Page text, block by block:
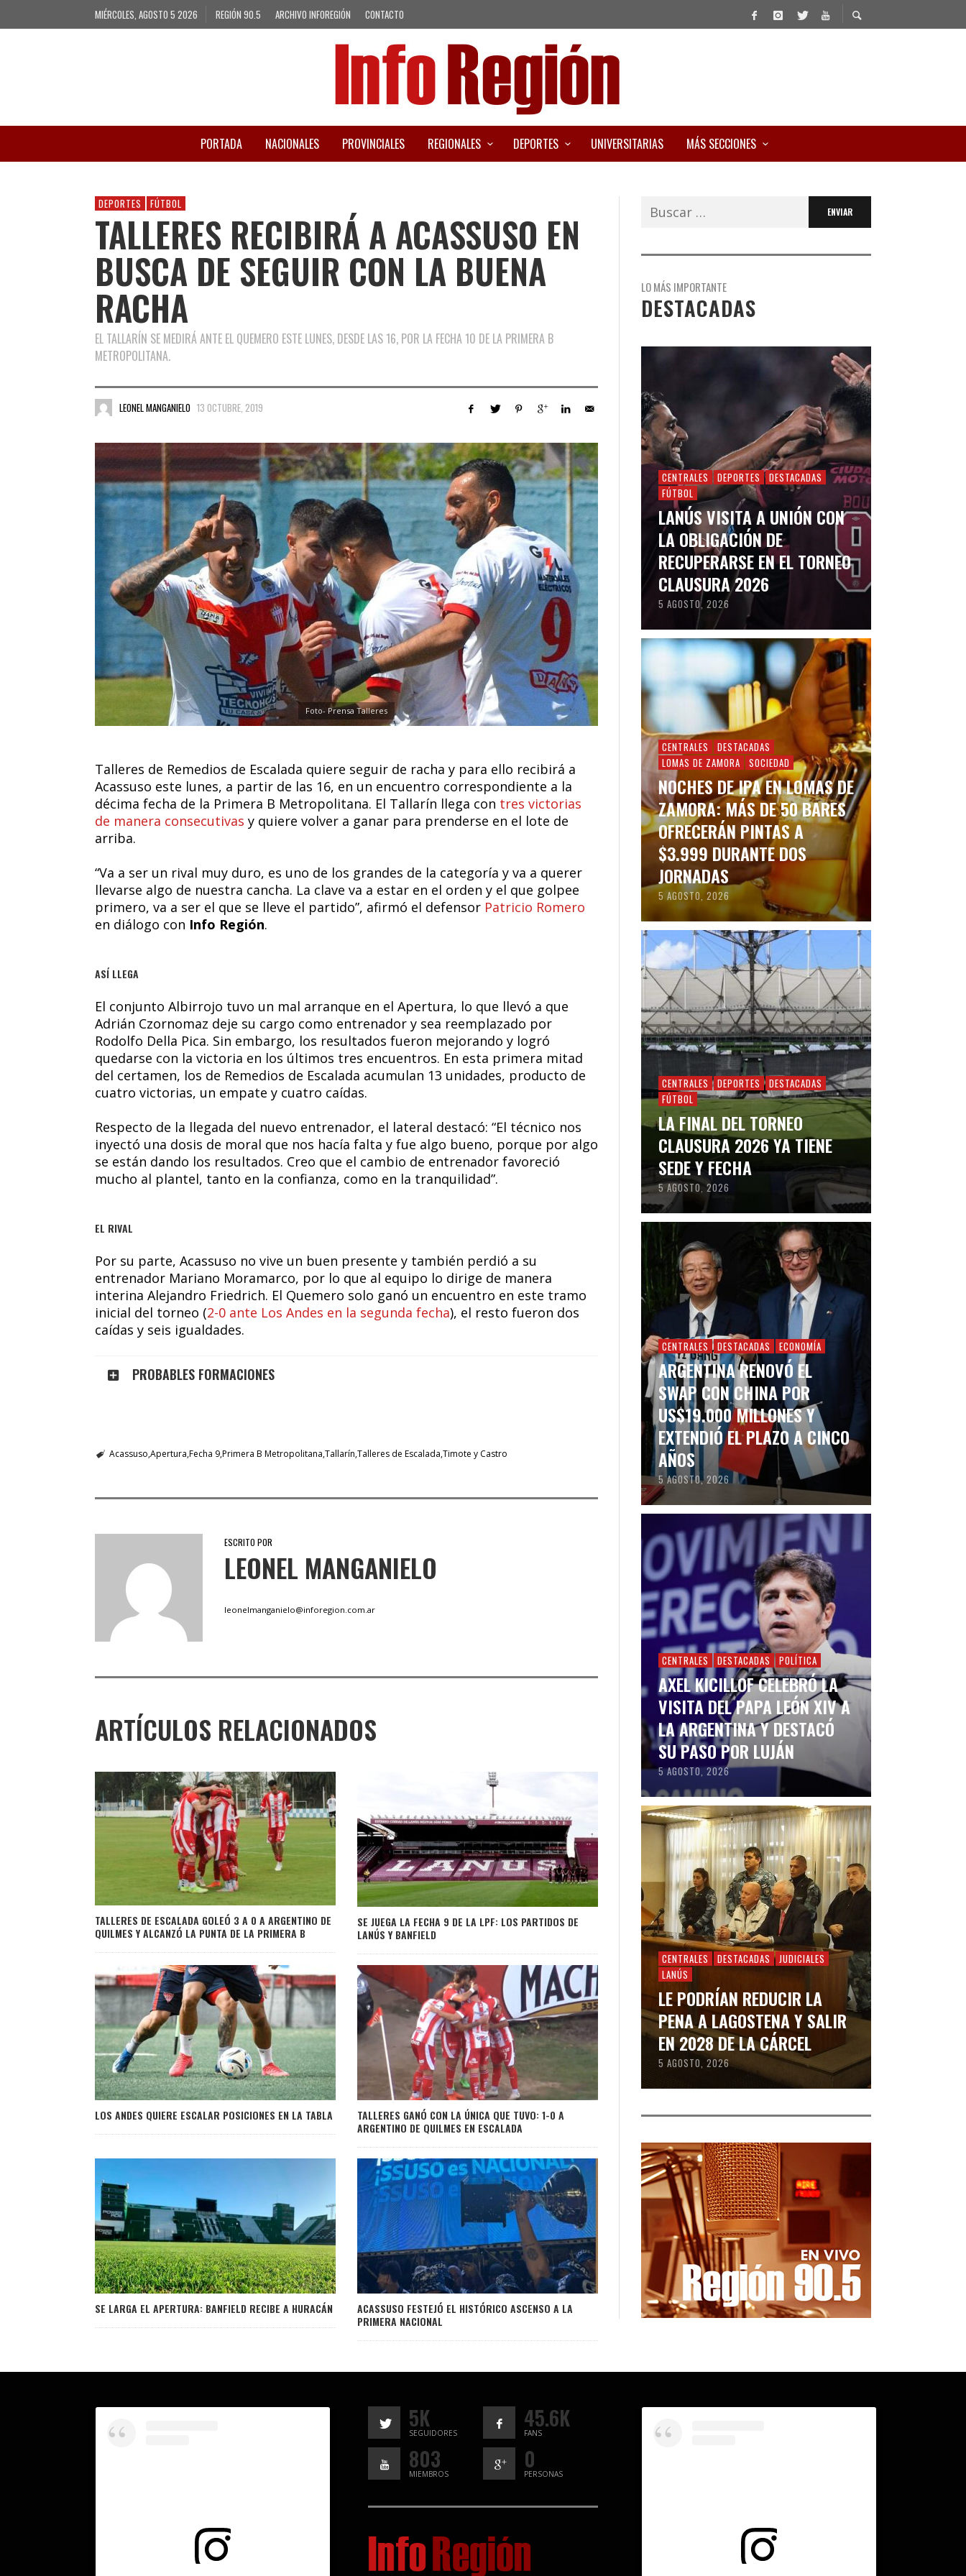
MIÉRCOLES, AGOSTO 5 2026 REGIÓN 90.5 ARCHIVO INFOREGIÓN CONTACTO
PORTADA NACIONALES PROVINCIALES REGIONALES DEPORTES UNIVERSITARIAS MÁS SECCIONES
DEPORTES FÚTBOL
TALLERES RECIBIRÁ A ACASSUSO EN
BUSCA DE SEGUIR CON LA BUENA
RACHA
EL TALLARÍN SE MEDIRÁ ANTE EL QUEMERO ESTE LUNES, DESDE LAS 16, POR LA FECHA 10 DE LA PRIMERA B
METROPOLITANA.
LEONEL MANGANIELO 13 OCTUBRE, 2019
Foto- Prensa Talleres
Talleres de Remedios de Escalada quiere seguir de racha y para ello recibirá a
Acassuso este lunes, a partir de las 16, en un encuentro correspondiente a la
décima fecha de la Primera B Metropolitana. El Tallarín llega con tres victorias
de manera consecutivas y quiere volver a ganar para prenderse en el lote de
arriba.
“Va a ser un rival muy duro, es uno de los grandes de la categoría y va a querer
llevarse algo de nuestra cancha. La clave va a estar en el orden y el que golpee
primero, va a ser el que se lleve el partido”, afirmó el defensor Patricio Romero
en diálogo con Info Región.
ASÍ LLEGA
El conjunto Albirrojo tuvo un mal arranque en el Apertura, lo que llevó a que
Adrián Czornomaz deje su cargo como entrenador y sea reemplazado por
Rodolfo Della Pica. Sin embargo, los resultados fueron mejorando y logró
quedarse con la victoria en los últimos tres encuentros. En esta primera mitad
del certamen, los de Remedios de Escalada acumulan 13 unidades, producto de
cuatro victorias, un empate y cuatro caídas.
Respecto de la llegada del nuevo entrenador, el lateral destacó: “El técnico nos
inyectó una dosis de moral que nos hacía falta y fue algo bueno, porque por algo
se están dando los resultados. Creo que el cambio de entrenador favoreció
mucho al plantel, tanto en la confianza, como en la tranquilidad”.
EL RIVAL
Por su parte, Acassuso no vive un buen presente y también perdió a su
entrenador Mariano Moramarco, por lo que al equipo lo dirige de manera
interina Alejandro Friedrich. El Quemero solo ganó un encuentro en este tramo
inicial del torneo (2-0 ante Los Andes en la segunda fecha), el resto fueron dos
caídas y seis igualdades.
PROBABLES FORMACIONES
Acassuso Apertura Fecha 9Primera B Metropolitana Tallarín Talleres de Escalada Timote y Castro
ESCRITO POR
LEONEL MANGANIELO
leonelmanganielo@inforegion.com.ar
ARTÍCULOS RELACIONADOS
TALLERES DE ESCALADA GOLEÓ 3 A 0 A ARGENTINO DE
QUILMES Y ALCANZÓ LA PUNTA DE LA PRIMERA B
SE JUEGA LA FECHA 9 DE LA LPF: LOS PARTIDOS DE
LANÚS Y BANFIELD
LOS ANDES QUIERE ESCALAR POSICIONES EN LA TABLA
TALLERES GANÓ CON LA ÚNICA QUE TUVO: 1-0 A
ARGENTINO DE QUILMES EN ESCALADA
SE LARGA EL APERTURA: BANFIELD RECIBE A HURACÁN
ACASSUSO FESTEJÓ EL HISTÓRICO ASCENSO A LA
PRIMERA NACIONAL
Buscar:
LO MÁS IMPORTANTE
DESTACADAS
CENTRALES DEPORTES
DESTACADAS
FÚTBOL
LANÚS VISITA A UNIÓN CON
LA OBLIGACIÓN DE
RECUPERARSE EN EL TORNEO
CLAUSURA 2026
5 AGOSTO, 2026
CENTRALES
DESTACADAS
LOMAS DE ZAMORA
SOCIEDAD
NOCHES DE IPA EN LOMAS DE
ZAMORA: MÁS DE 50 BARES
OFRECERÁN PINTAS A
$3.999 DURANTE DOS
JORNADAS
5 AGOSTO, 2026
CENTRALES DEPORTES
DESTACADAS
FÚTBOL
LA FINAL DEL TORNEO
CLAUSURA 2026 YA TIENE
SEDE Y FECHA
5 AGOSTO, 2026
CENTRALES DESTACADAS ECONOMÍA
ARGENTINA RENOVÓ EL
SWAP CON CHINA POR
US$19.000 MILLONES Y
EXTENDIÓ EL PLAZO A CINCO
AÑOS
5 AGOSTO, 2026
CENTRALES DESTACADAS POLÍTICA
AXEL KICILLOF CELEBRÓ LA
VISITA DEL PAPA LEÓN XIV A
LA ARGENTINA Y DESTACÓ
SU PASO POR LUJÁN
5 AGOSTO, 2026
CENTRALES DESTACADAS
JUDICIALES
LANÚS
LE PODRÍAN REDUCIR LA
PENA A LAGOSTENA Y SALIR
EN 2028 DE LA CÁRCEL
5 AGOSTO, 2026
5K
SEGUIDORES
45.6K
FANS
803
MIEMBROS
0
PERSONAS